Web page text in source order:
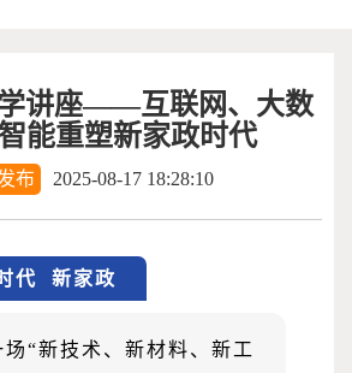
讲座——互联网、大数
能重塑新家政时代
布 2025-08-17 18:28:10
代 新家政
“新技术、新材料、新工